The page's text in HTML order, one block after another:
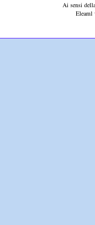
Ai sensi
Eleaml